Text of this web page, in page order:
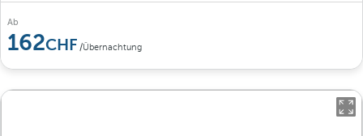
Ab
162 /Übernachtung